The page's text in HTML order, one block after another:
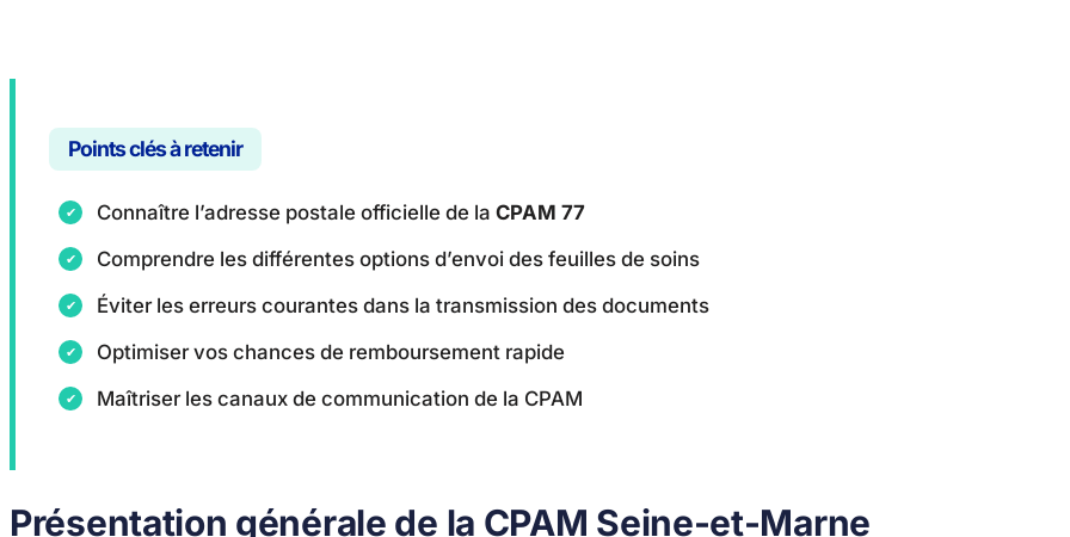
Points clés à retenir
Connaître l’adresse postale officielle de la CPAM 77
Comprendre les différentes options d’envoi des feuilles de soins
Éviter les erreurs courantes dans la transmission des documents
Optimiser vos chances de remboursement rapide
Maîtriser les canaux de communication de la CPAM
Présentation générale de la CPAM Seine-et-Marne